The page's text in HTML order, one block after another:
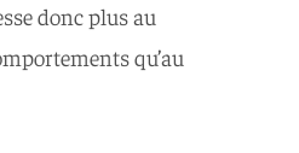
donc plus au
qu’au